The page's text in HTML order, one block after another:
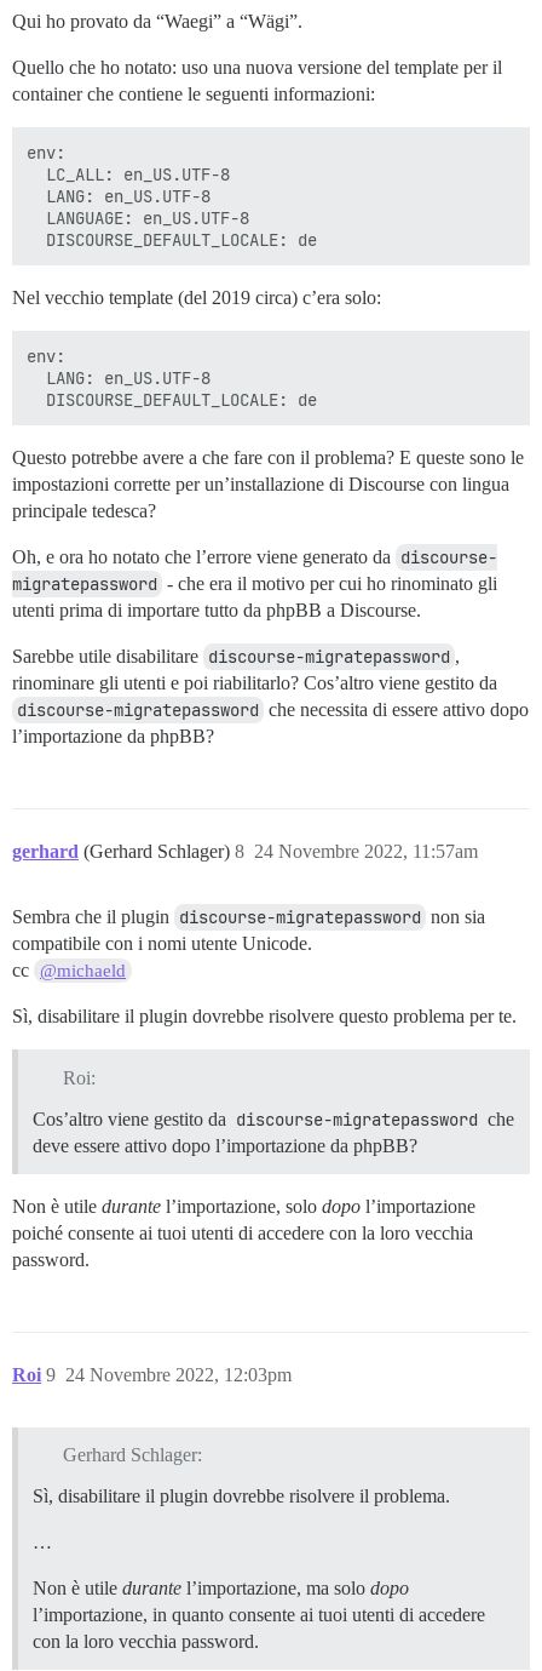
Qui ho provato da “Waegi” a “Wägi”.
Quello che ho notato: uso una nuova versione del template per il
container che contiene le seguenti informazioni:
env:
  LC_ALL: en_US.UTF-8
  LANG: en_US.UTF-8
  LANGUAGE: en_US.UTF-8
Nel vecchio template (del 2019 circa) c’era solo:
env:
  LANG: en_US.UTF-8
Questo potrebbe avere a che fare con il problema? E queste sono le
impostazioni corrette per un’installazione di Discourse con lingua
principale tedesca?
Oh, e ora ho notato che l’errore viene generato da discourse-
migratepassword - che era il motivo per cui ho rinominato gli
utenti prima di importare tutto da phpBB a Discourse.
Sarebbe utile disabilitare discourse-migratepassword ,
rinominare gli utenti e poi riabilitarlo? Cos’altro viene gestito da
discourse-migratepassword che necessita di essere attivo dopo
l’importazione da phpBB?
gerhard (Gerhard Schlager) 24 Novembre 2022, 11:57am
8
Sembra che il plugin discourse-migratepassword non sia
compatibile con i nomi utente Unicode.
cc @michaeld
Sì, disabilitare il plugin dovrebbe risolvere questo problema per te.
Roi:
Cos’altro viene gestito da discourse-migratepassword che
deve essere attivo dopo l’importazione da phpBB?
Non è utile durante l’importazione, solo dopo l’importazione
poiché consente ai tuoi utenti di accedere con la loro vecchia
password.
Roi 24 Novembre 2022, 12:03pm
9
Gerhard Schlager:
Sì, disabilitare il plugin dovrebbe risolvere il problema.
…
Non è utile durante l’importazione, ma solo dopo
l’importazione, in quanto consente ai tuoi utenti di accedere
con la loro vecchia password.